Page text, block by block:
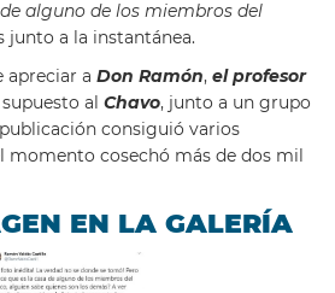
alguno de los miembros del
junto a la instantánea.
apreciar a Don Ramón, el profesor
al Chavo, junto a un grupo
consiguió varios
momento cosechó más de dos mil
EN LA GALERÍA